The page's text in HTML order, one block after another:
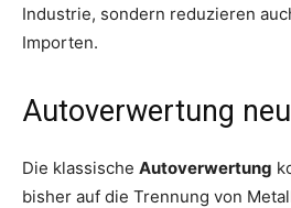
Industrie, sondern reduzieren
Importen.
Autoverwertung
Die klassische Autoverwertung
bisher auf die Trennung von